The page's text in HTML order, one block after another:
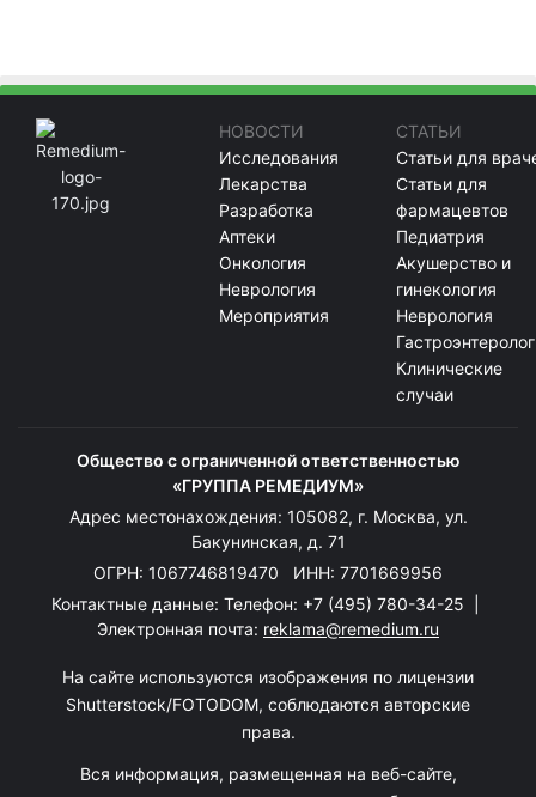
НОВОСТИ
Исследования
Лекарства
Разработка
Аптеки
Онкология
Неврология
Мероприятия
СТАТЬИ
Статьи для
Статьи для
фармацевтов
Педиатрия
Акушерство и
гинекология
Неврология
Клинические
случаи
Общество с ограниченной ответственностью
«ГРУППА РЕМЕДИУМ»
Адрес местонахождения: 105082, г. Москва, ул.
Бакунинская, д. 71
ОГРН: 1067746819470 ИНН: 7701669956
Контактные данные: Телефон: +7 (495) 780-34-25
Электронная почта: reklama@remedium.ru
На сайте используются изображения по лицензии
Shutterstock/FOTODOM, соблюдаются авторские
права.
Вся информация, размещенная на веб-сайте,